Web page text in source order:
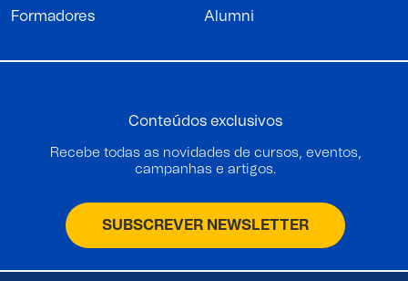
Formadores Alumni
Conteúdos exclusivos
Recebe todas as novidades de cursos, eventos,
campanhas e artigos.
SUBSCREVER NEWSLETTER